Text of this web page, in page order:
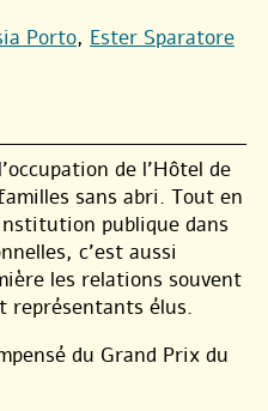
Porto, Ester Sparatore
de l’Hôtel de
sans abri. Tout en
publique dans
c’est aussi
les relations souvent
représentants élus.
du Grand Prix du